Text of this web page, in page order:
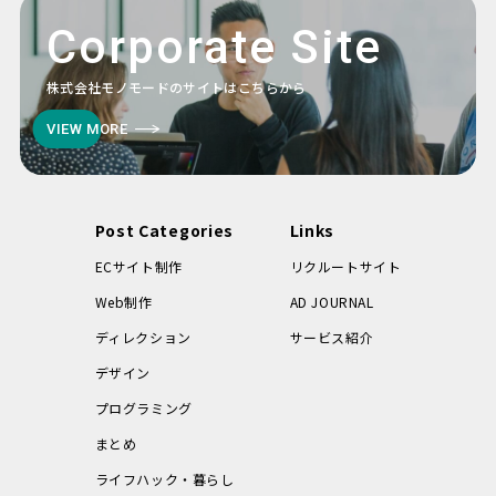
Corporate Site
株式会社モノモードのサイトはこちらから
VIEW MORE
Post Categories
ECサイト制作
Web制作
ディレクション
デザイン
プログラミング
まとめ
ライフハック・暮らし
Links
リクルートサイト
AD JOURNAL
サービス紹介